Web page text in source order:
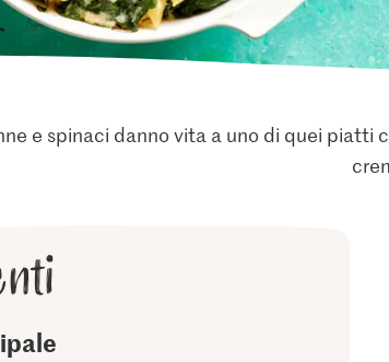
e spinaci danno vita a uno di quei piatti